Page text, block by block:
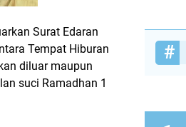
Surat Edaran
Tempat Hiburan
diluar maupun
suci Ramadhan 1